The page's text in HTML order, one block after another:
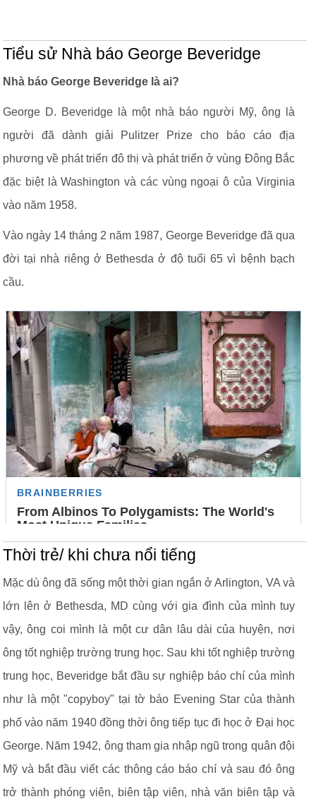
Tiểu sử Nhà báo George Beveridge
Nhà báo George Beveridge là ai?
George D. Beveridge là một nhà báo người Mỹ, ông là
người đã dành giải Pulitzer Prize cho báo cáo địa
phương về phát triển đô thị và phát triển ở vùng Đông Bắc
đặc biệt là Washington và các vùng ngoại ô của Virginia
vào năm 1958.
Vào ngày 14 tháng 2 năm 1987, George Beveridge đã qua
đời tại nhà riêng ở Bethesda ở độ tuổi 65 vì bệnh bạch
cầu.
Thời trẻ/ khi chưa nổi tiếng
Mặc dù ông đã sống một thời gian ngắn ở Arlington, VA và
lớn lên ở Bethesda, MD cùng với gia đình của mình tuy
vậy, ông coi mình là một cư dân lâu dài của huyện, nơi
ông tốt nghiệp trường trung học. Sau khi tốt nghiệp trường
trung học, Beveridge bắt đầu sự nghiệp báo chí của mình
như là một "copyboy" tại tờ báo Evening Star của thành
phố vào năm 1940 đồng thời ông tiếp tục đi học ở Đại học
George. Năm 1942, ông tham gia nhập ngũ trong quân đội
Mỹ và bắt đầu viết các thông cáo báo chí và sau đó ông
trở thành phóng viên, biên tập viên, nhà văn biên tập và